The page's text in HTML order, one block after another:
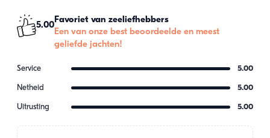
5.00
Favoriet van zeeliefhebbers
Een van onze best beoordeelde en meest
geliefde jachten!
Service 5.00
Netheid 5.00
Uitrusting 5.00